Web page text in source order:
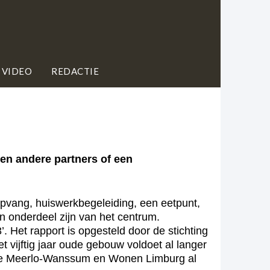
VIDEO REDACTIE
andere partners of een
huiswerkbegeleiding, een eetpunt,
onderdeel zijn van het centrum.
Het rapport is opgesteld door de stichting
vijftig jaar oude gebouw voldoet al langer
Wanssum en Wonen Limburg al